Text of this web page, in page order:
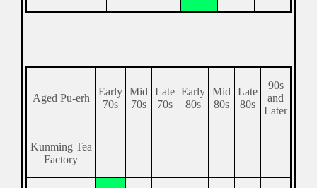
Aged Pu-erh
Early
70s
Mid
70s
Late
70s
Early
80s
Mid
80s
Late
80s
90s
and
Later
Kunming Tea
Factory